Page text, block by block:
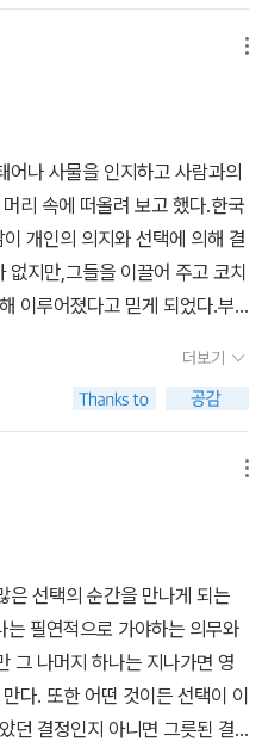
지를 보여준다. 아버지의 죽음으
지로 와주셔서 감사했다'는 말
영접했다는 고백은 위대한 인간
함을 보여주었다.이렇듯 길지
적들이 인간의 삶을 어떻게 변
도 이런 기적같은 순간들이 있
간 것일까.아직 오지 않은 것은
지도 모르겠다.불공평한 삶이라
을만큼 늘 준비된 마음을 열어
를 늘 왕이나 장군 유명한 사람
그 시대를 살아간 사람들의 이야
책인데... 그 속에 표현되어 있
을 쓰신듯한 토지를 쓰신 작가
랐다. 3시간이나 넘는 수술을
트기 시작했다는 느낌... 나도 어
가 생겼다는 소리에 뭐... 제 3
술을 거치고 약을 먹기 시작하
어쩌지... 문제가 다시 생기면
는 창가에 앉아서 아이들이 뛰
가는 풍경을 바라보며 세상이,
까지 더없이 소중하게 느껴졌
싶었다. 박경리님이 그런 불안
을 보셨다고 했다. 표현이 참
망이 그리고 작은 것들마저 너
에 그대로 녹아있다는 생각이
다.
어나 사물을 인지하고 사람과의
리 속에 떠올려 보고 했다.한국
개인의 의지와 선택에 의해 결
지만,그들을 이끌어 주고 코치
이루어졌다고 믿게 되었다.부
인자함으로 인생의 향방을 전해
진정으로 잘 되기를 바라며 건
지신'으로 들리는지 모르겠다.사
옹다옹 하다 살아갈 인생이
주인으로 거듭 나기 위해 배우
함도 비로소 깨달았다.'곳간에
자라지만 뒷간에서 자라는 쥐
라게 되어 있다'P115에서자신
하는 사람들을 많이 봐왔다.이
은 멘토,영감,직관에 의하여 우
멋진 분들 뿐이라는 생각이 든
으면 읽을 수록 지나온 인생을
더보기
은 선택의 순간을 만나게 되는
필연적으로 가야하는 의무와
그 나머지 하나는 지나가면 영
다. 또한 어떤 것이든 선택이 이
던 결정인지 아니면 그릇된 결